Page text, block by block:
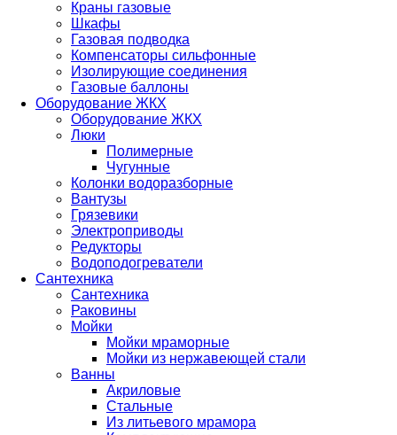
Краны газовые
Шкафы
Газовая подводка
Компенсаторы сильфонные
Изолирующие соединения
Газовые баллоны
Оборудование ЖКХ
Оборудование ЖКХ
Люки
Полимерные
Чугунные
Колонки водоразборные
Вантузы
Грязевики
Электроприводы
Редукторы
Водоподогреватели
Сантехника
Сантехника
Раковины
Мойки
Мойки мраморные
Мойки из нержавеющей стали
Ванны
Акриловые
Стальные
Из литьевого мрамора